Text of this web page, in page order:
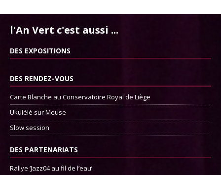
l'An Vert c'est aussi ...
DES EXPOSITIONS
DES RENDEZ-VOUS
Carte Blanche au Conservatoire Royal de Liège
Ukulélé sur Meuse
Slow session
DES PARTENARIATS
Rallye ‘Jazz04 au fil de l’eau’